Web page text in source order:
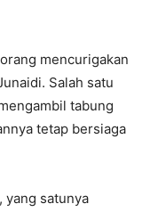
mencurigakan
Salah satu
tabung
tetap bersiaga
yang satunya